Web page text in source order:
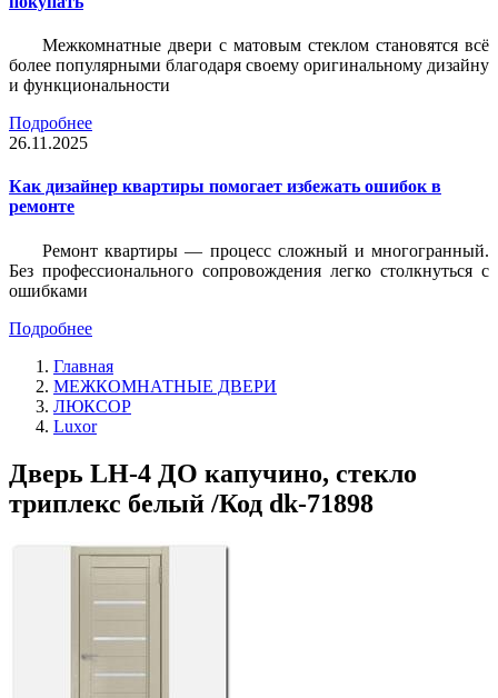
Межкомнатные двери с матовым стеклом становятся всё
более популярными благодаря своему оригинальному дизайну
и функциональности
Подробнее
26.11.2025
Как дизайнер квартиры помогает избежать ошибок в
ремонте
Ремонт квартиры — процесс сложный и многогранный.
Без профессионального сопровождения легко столкнуться с
ошибками
Подробнее
Главная
МЕЖКОМНАТНЫЕ ДВЕРИ
ЛЮКСОР
Luxor
Дверь LH-4 ДО капучино, стекло
триплекс белый /Код dk-71898